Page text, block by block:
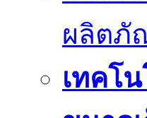
ผลิตภั
เทคโ